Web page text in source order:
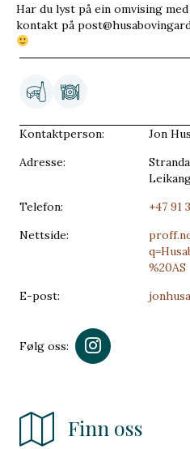
Kontaktperson:
Jon
Adresse:
Telefon:
+47 91
Nettside:
%20AS
E-post:
Følg oss:
Finn oss
Har du lyst på ein omvising
kontakt på